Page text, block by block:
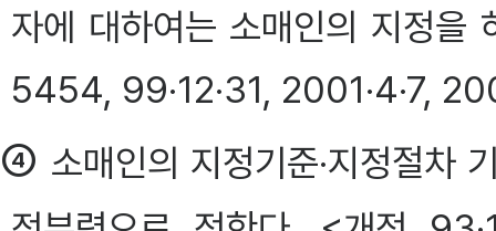
자에 대하여는 소매인의 지정을
5454, 99·12·31, 2001·4·7,
④ 소매인의 지정기준·지정절차